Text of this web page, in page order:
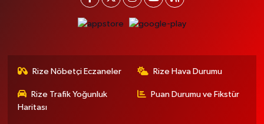
Rize Nöbetçi Eczaneler Rize Hava Durumu
Rize Trafik Yoğunluk
Haritası
Puan Durumu ve Fikstür